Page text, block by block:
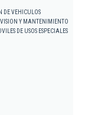
DE VEHICULOS
Y MANTENIMIENTO
DE USOS ESPECIALES